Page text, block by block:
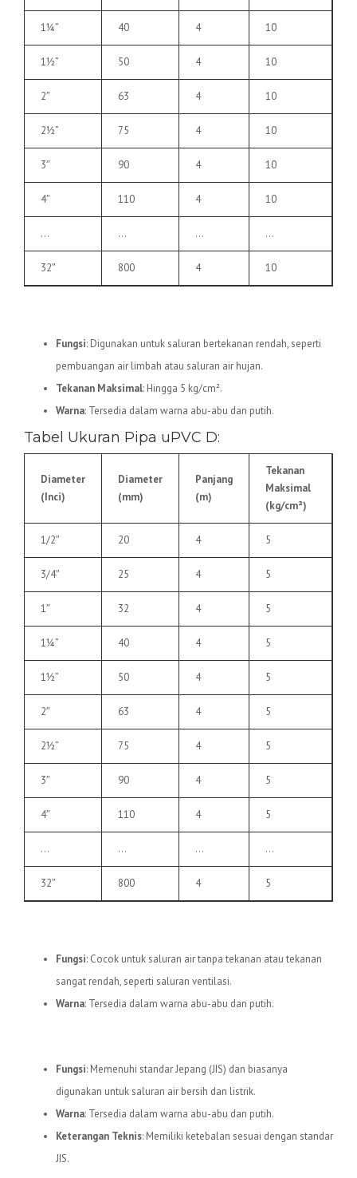
1¼” 40 4 10
1½” 50 4 10
2″ 63 4 10
2½” 75 4 10
3″ 90 4 10
4″ 110 4 10
… … … …
32″ 800 4 10
Fungsi: Digunakan untuk saluran bertekanan rendah, seperti
pembuangan air limbah atau saluran air hujan.
Tekanan Maksimal: Hingga 5 kg/cm².
Warna: Tersedia dalam warna abu-abu dan putih.
Tabel Ukuran Pipa uPVC D:
Diameter
(Inci)
Diameter
(mm)
Panjang
(m)
Tekanan
Maksimal
(kg/cm²)
1/2″ 20 4 5
3/4″ 25 4 5
1″ 32 4 5
1¼” 40 4 5
1½” 50 4 5
2″ 63 4 5
2½” 75 4 5
3″ 90 4 5
4″ 110 4 5
… … … …
32″ 800 4 5
Fungsi: Cocok untuk saluran air tanpa tekanan atau tekanan
sangat rendah, seperti saluran ventilasi.
Warna: Tersedia dalam warna abu-abu dan putih.
Fungsi: Memenuhi standar Jepang (JIS) dan biasanya
digunakan untuk saluran air bersih dan listrik.
Warna: Tersedia dalam warna abu-abu dan putih.
Keterangan Teknis: Memiliki ketebalan sesuai dengan standar
JIS.